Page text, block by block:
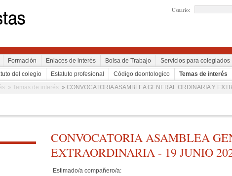
Usuario:
Formación Enlaces de interés Bolsa de Trabajo Servicios para colegiados
del colegio Estatuto profesional Código deontologico
Temas de interés
» Temas de interés » CONVOCATORIA ASAMBLEA GENERAL ORDINARIA Y
CONVOCATORIA ASAMBLEA
EXTRAORDINARIA - 19 JUNIO
Estimado/a compañero/a: